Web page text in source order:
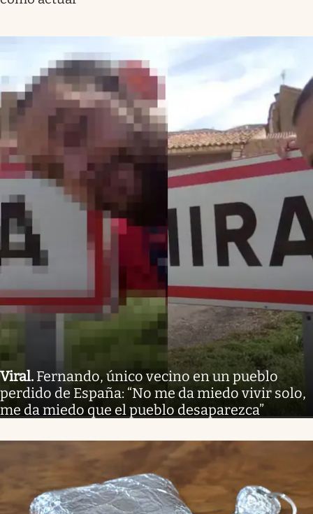
Viral. Fernando, único vecino en un pueblo
perdido de España: “No me da miedo vivir solo,
me da miedo que el pueblo desaparezca”